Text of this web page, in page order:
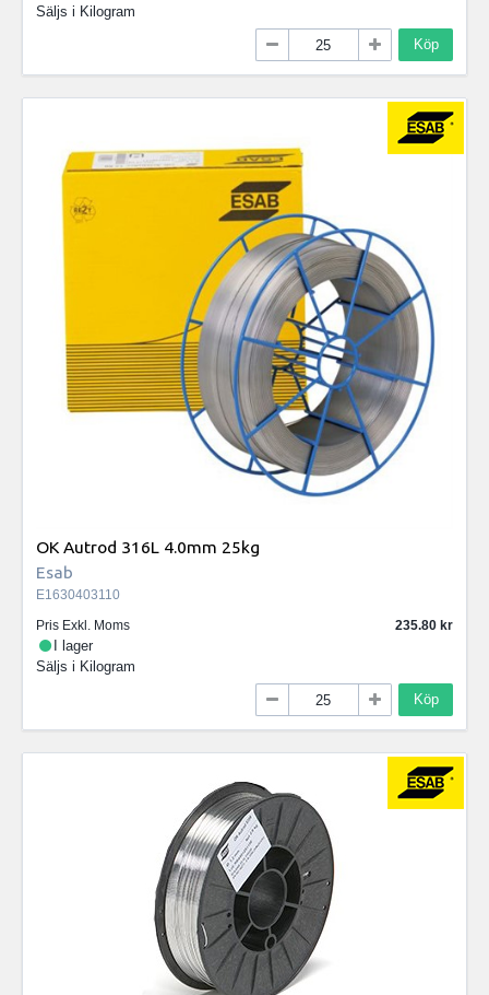
Säljs i Kilogram
Köp
OK Autrod 316L 4.0mm 25kg
Esab
E1630403110
Pris Exkl. Moms
235.80
I lager
Säljs i Kilogram
Köp